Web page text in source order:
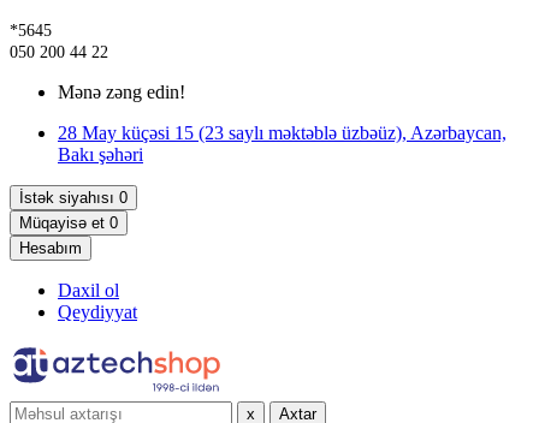
*5645
050 200 44 22
Mənə zəng edin!
28 May küçəsi 15 (23 saylı məktəblə üzbəüz), Azərbaycan,
Bakı şəhəri
İstək siyahısı 0
Müqayisə et 0
Hesabım
Daxil ol
Qeydiyyat
x Axtar